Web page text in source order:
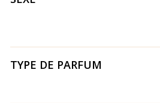
TYPE DE PARFUM